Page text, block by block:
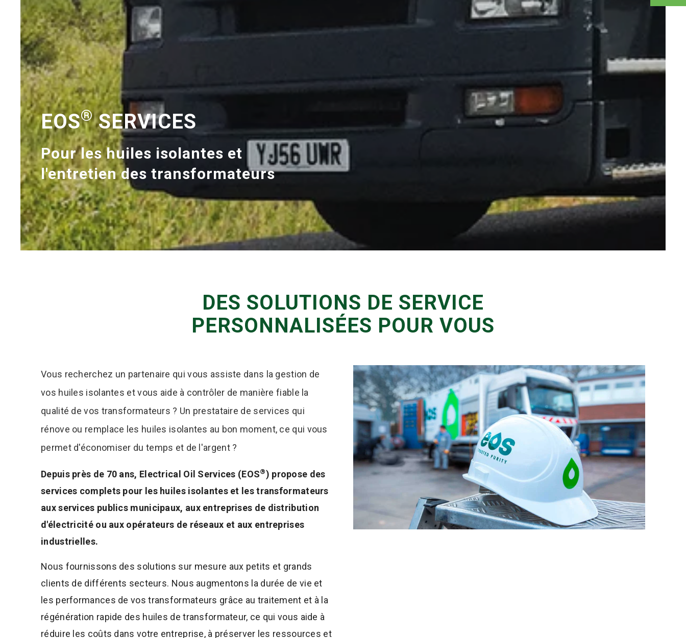
EOS®SERVICES
Pour les huiles isolantes et
l'entretien des transformateurs
DES SOLUTIONS DE SERVICE
PERSONNALISÉES POUR VOUS
Vous recherchez un partenaire qui vous assiste dans la gestion de
vos huiles isolantes et vous aide à contrôler de manière fiable la
qualité de vos transformateurs ? Un prestataire de services qui
rénove ou remplace les huiles isolantes au bon moment, ce qui vous
permet d'économiser du temps et de l'argent ?
Depuis près de 70 ans, Electrical Oil Services (EOS®) propose des
services complets pour les huiles isolantes et les transformateurs
aux services publics municipaux, aux entreprises de distribution
d'électricité ou aux opérateurs de réseaux et aux entreprises
industrielles.
Nous fournissons des solutions sur mesure aux petits et grands
clients de différents secteurs. Nous augmentons la durée de vie et
les performances de vos transformateurs grâce au traitement et à la
régénération rapide des huiles de transformateur, ce qui vous aide à
réduire les coûts dans votre entreprise, à préserver les ressources et